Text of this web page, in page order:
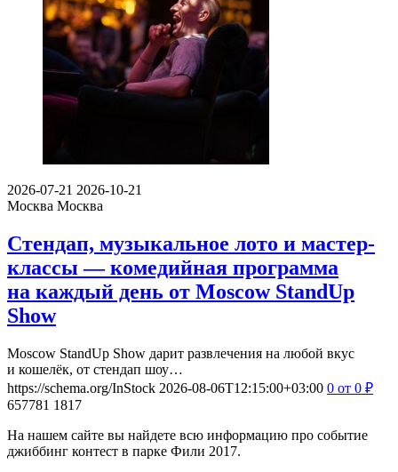
2026-07-21 2026-10-21
Москва Москва
Стендап, музыкальное лото и мастер-
классы — комедийная программа
на каждый день от Moscow StandUp
Show
Moscow StandUp Show дарит развлечения на любой вкус
и кошелёк, от стендап шоу…
https://schema.org/InStock 2026-08-06T12:15:00+03:00 0 от 0 ₽
657781 1817
На нашем сайте вы найдете всю информацию про событие
джиббинг контест в парке Фили 2017.